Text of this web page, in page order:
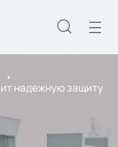
надежную защиту